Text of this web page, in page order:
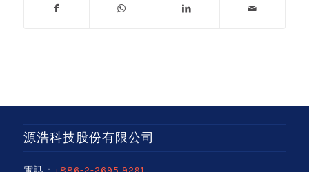
源浩科技股份有限公司